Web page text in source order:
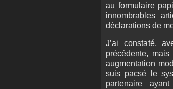
au formulaire
innombrables
déclarations de
J’ai constaté,
précédente,
augmentation
suis pacsé le
partenaire